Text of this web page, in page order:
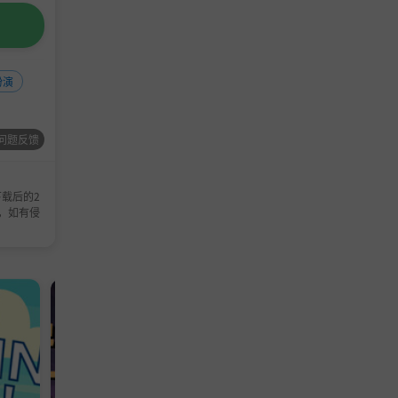
的人
动。
个游
题反馈
后的2
如有侵